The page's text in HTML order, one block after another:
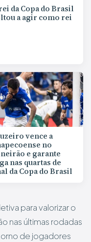
da Copa do Brasil
a agir como rei
vence a
no
e garante
nas quartas de
da Copa do Brasil
para valorizar o
nas últimas rodadas
de jogadores